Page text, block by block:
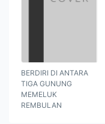
BERDIRI DI ANTARA
TIGA GUNUNG
MEMELUK
REMBULAN